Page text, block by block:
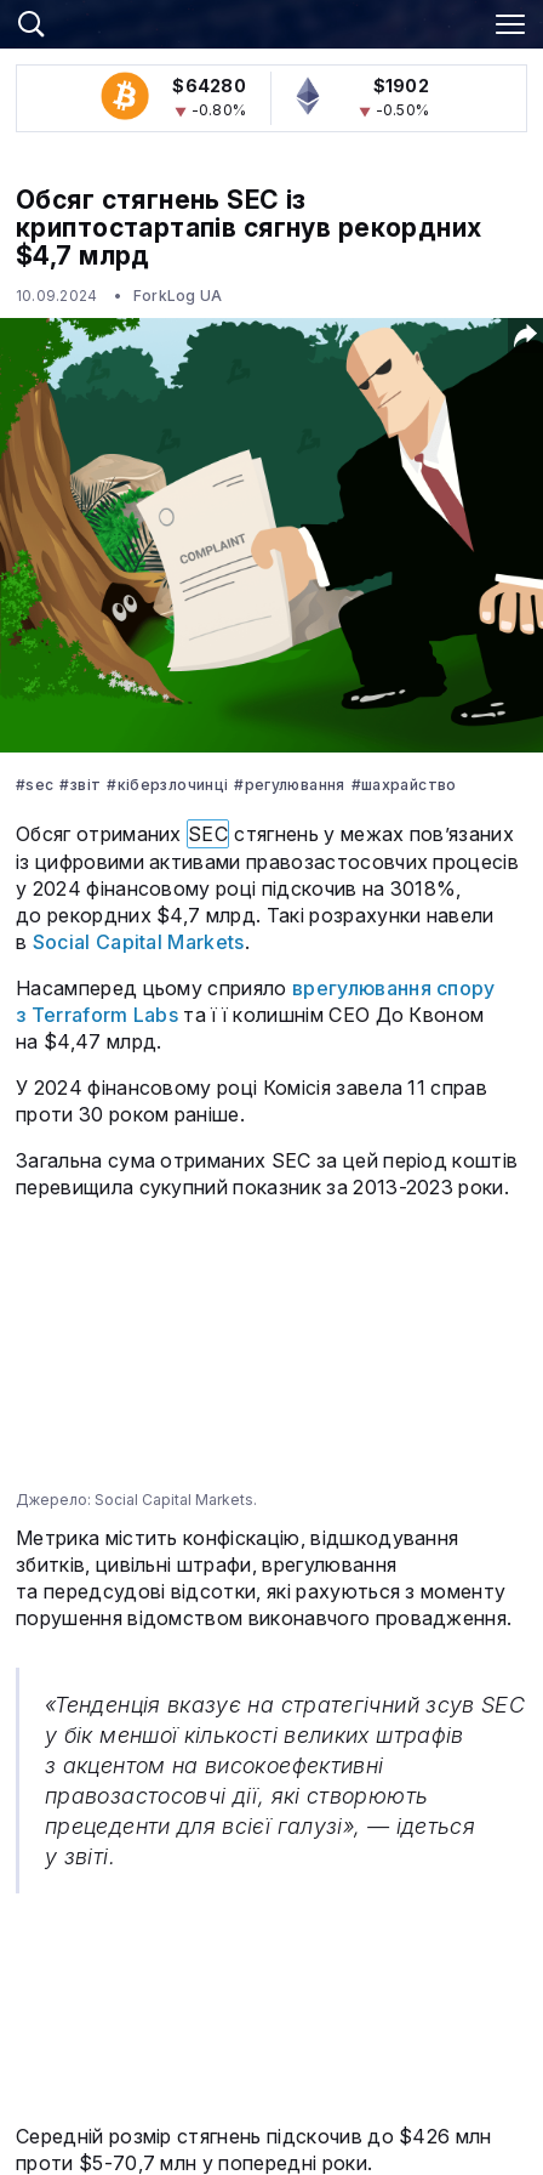
$64280
-0.80%
$1902
-0.50%
Обсяг стягнень SEC із
криптостартапів сягнув рекордних
$4,7 млрд
10.09.2024 ForkLog UA
#sec #звіт #кіберзлочинці #регулювання #шахрайство
Обсяг отриманих SEC стягнень у межах пов’язаних
із цифровими активами правозастосовчих процесів
у 2024 фінансовому році підскочив на 3018%,
до рекордних $4,7 млрд. Такі розрахунки навели
в Social Capital Markets.
Насамперед цьому сприяло врегулювання спору
з Terraform Labs та її колишнім CEO До Квоном
на $4,47 млрд.
У 2024 фінансовому році Комісія завела 11 справ
проти 30 роком раніше.
Загальна сума отриманих SEC за цей період коштів
перевищила сукупний показник за 2013-2023 роки.
Джерело: Social Capital Markets.
Метрика містить конфіскацію, відшкодування
збитків, цивільні штрафи, врегулювання
та передсудові відсотки, які рахуються з моменту
порушення відомством виконавчого провадження.
«Тенденція вказує на стратегічний зсув SEC
у бік меншої кількості великих штрафів
з акцентом на високоефективні
правозастосовчі дії, які створюють
прецеденти для всієї галузі», — ідеться
у звіті.
Середній розмір стягнень підскочив до $426 млн
проти $5-70,7 млн у попередні роки.